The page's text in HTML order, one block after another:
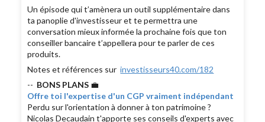
Un épisode qui t’amènera un outil supplémentaire dans
ta panoplie d'investisseur et te permettra une
conversation mieux informée la prochaine fois que ton
conseiller bancaire t’appellera pour te parler de ces
produits.
Notes et références sur investisseurs40.com/182
-- BONS PLANS 💼
Offre toi l'expertise d'un CGP vraiment indépendant
Perdu sur l'orientation à donner à ton patrimoine ?
Nicolas Decaudain t'apporte ses conseils d'experts avec